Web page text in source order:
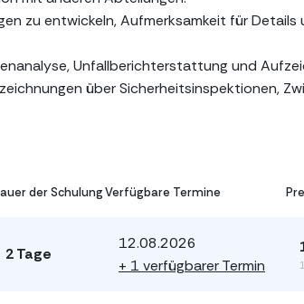
zu entwickeln, Aufmerksamkeit für
Unfallberichterstattung und
über Sicherheitsinspektionen,
der SchulungVerfügbare Termine
2 Tage
12.08.2026
+ 1 verfügbarer Termin